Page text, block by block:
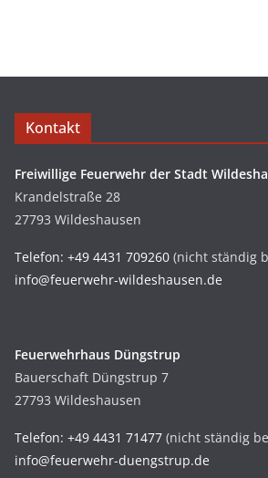
Kontakt
Freiwillige Feuerwehr der Stadt
Krandelstraße 28
27793 Wildeshausen
Telefon: +49 4431 709260 (nicht ständig
info@feuerwehr-wildeshausen.de
Feuerwehrhaus Düngstrup
Bauerschaft Düngstrup 7
27793 Wildeshausen
Telefon: +49 4431 71477 (nicht ständig
info@feuerwehr-duengstrup.de